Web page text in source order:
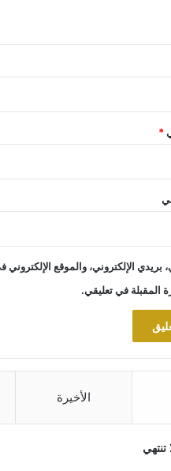
*
الإلكتروني، والموقع الإلكتروني
المقبلة في تعليقي.
الأخيرة
تنتهي